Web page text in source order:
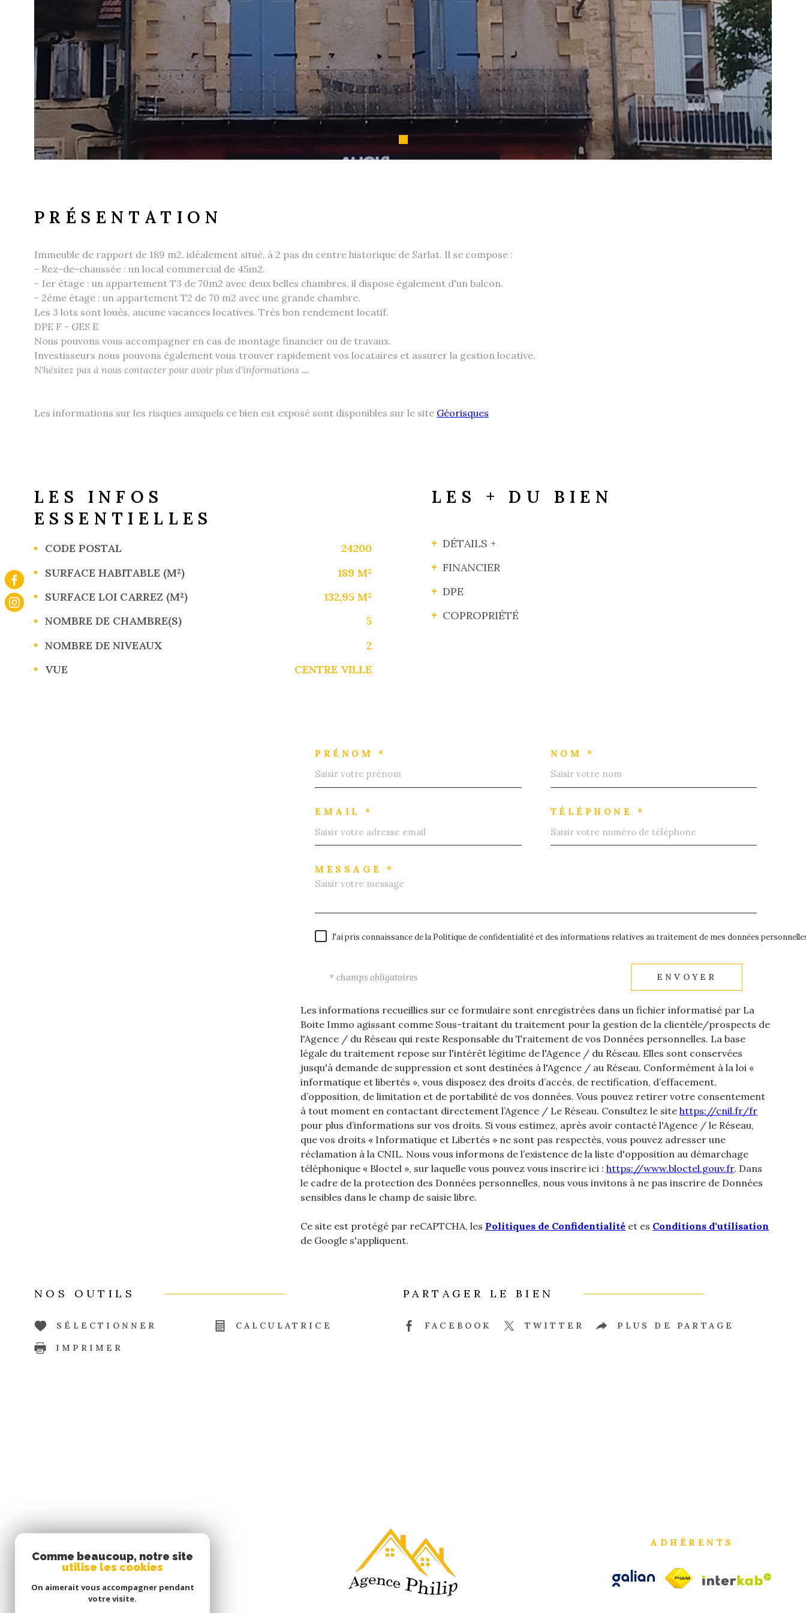
PRÉSENTATION
Immeuble de rapport de 189 m2, idéalement situé, à 2 pas du centre historique de Sarlat. Il se compose :
- Rez-de-chaussée : un local commercial de 45m2.
- 1er étage : un appartement T3 de 70m2 avec deux belles chambres, il dispose également d'un balcon.
- 2ème étage : un appartement T2 de 70 m2 avec une grande chambre.
Les 3 lots sont loués, aucune vacances locatives. Trés bon rendement locatif.
DPE F - GES E
Nous pouvons vous accompagner en cas de montage financier ou de travaux.
Investisseurs nous pouvons également vous trouver rapidement vos locataires et assurer la gestion locative,
N'hésitez pas à nous contacter pour avoir plus d'informations ...
Les informations sur les risques auxquels ce bien est exposé sont disponibles sur le site Géorisques
LES INFOS
ESSENTIELLES
Caractérisque Valeurs
CODE POSTAL
24200
SURFACE HABITABLE (M²)
189 M²
SURFACE LOI CARREZ (M²)
132,95 M²
NOMBRE DE CHAMBRE(S)
5
NOMBRE DE NIVEAUX
2
VUE
CENTRE VILLE
LES + DU BIEN
DÉTAILS +
FINANCIER
DPE
COPROPRIÉTÉ
PRÉNOM * NOM *
EMAIL * TÉLÉPHONE *
MESSAGE *
J'ai pris connaissance de la Politique de confidentialité et des informations relatives au traitement de mes données
* champs obligatoires ENVOYER
Les informations recueillies sur ce formulaire sont enregistrées dans un fichier informatisé par La
Boite Immo agissant comme Sous-traitant du traitement pour la gestion de la clientèle/prospects de
l'Agence / du Réseau qui reste Responsable du Traitement de vos Données personnelles. La base
légale du traitement repose sur l'intérêt légitime de l'Agence / du Réseau. Elles sont conservées
jusqu'à demande de suppression et sont destinées à l'Agence / au Réseau. Conformément à la loi «
informatique et libertés », vous disposez des droits d’accès, de rectification, d’effacement,
d’opposition, de limitation et de portabilité de vos données. Vous pouvez retirer votre consentement
à tout moment en contactant directement l’Agence / Le Réseau. Consultez le site https://cnil.fr/fr
pour plus d’informations sur vos droits. Si vous estimez, après avoir contacté l'Agence / le Réseau,
que vos droits « Informatique et Libertés » ne sont pas respectés, vous pouvez adresser une
réclamation à la CNIL. Nous vous informons de l’existence de la liste d'opposition au démarchage
téléphonique « Bloctel », sur laquelle vous pouvez vous inscrire ici : https://www.bloctel.gouv.fr. Dans
le cadre de la protection des Données personnelles, nous vous invitons à ne pas inscrire de Données
sensibles dans le champ de saisie libre.
Ce site est protégé par reCAPTCHA, les Politiques de Confidentialité et es Conditions d'utilisation
de Google s'appliquent.
NOS OUTILS
SÉLECTIONNER CALCULATRICE
IMPRIMER
PARTAGER LE BIEN
FACEBOOK TWITTER PLUS DE PARTAGE
ADHÉRENTS
Comme beaucoup, notre site
utilise les cookies
On aimerait vous accompagner pendant
votre visite.